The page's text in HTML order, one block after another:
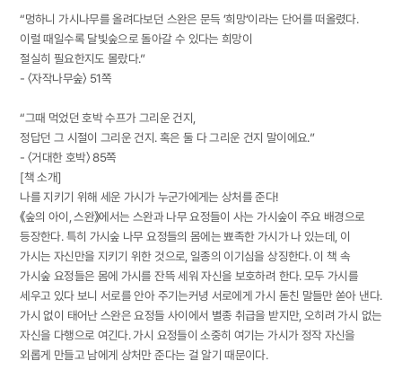
“멍하니 가시나무를 올려다보던 스완은 문득 ’희망‘이라는 단어를 떠올렸다.
이럴 때일수록 달빛숲으로 돌아갈 수 있다는 희망이
절실히 필요한지도 몰랐다.”
- 〈자작나무숲〉 51쪽
“그때 먹었던 호박 수프가 그리운 건지,
정답던 그 시절이 그리운 건지. 혹은 둘 다 그리운 건지 말이에요.”
- 〈거대한 호박〉 85쪽
[책 소개]
나를 지키기 위해 세운 가시가 누군가에게는 상처를 준다!
《숲의 아이, 스완》에서는 스완과 나무 요정들이 사는 가시숲이 주요 배경으로
등장한다. 특히 가시숲 나무 요정들의 몸에는 뾰족한 가시가 나 있는데, 이
가시는 자신만을 지키기 위한 것으로, 일종의 이기심을 상징한다. 이 책 속
가시숲 요정들은 몸에 가시를 잔뜩 세워 자신을 보호하려 한다. 모두 가시를
세우고 있다 보니 서로를 안아 주기는커녕 서로에게 가시 돋친 말들만 쏟아 낸다.
가시 없이 태어난 스완은 요정들 사이에서 별종 취급을 받지만, 오히려 가시 없는
자신을 다행으로 여긴다. 가시 요정들이 소중히 여기는 가시가 정작 자신을
외롭게 만들고 남에게 상처만 준다는 걸 알기 때문이다.